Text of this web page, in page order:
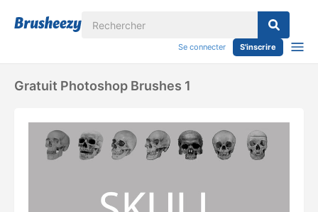
Se connecter S'inscrire
Gratuit Photoshop Brushes 1